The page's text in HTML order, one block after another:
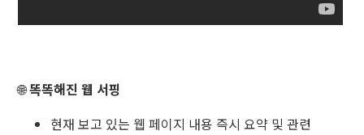
🌐똑똑해진 웹 서핑
현재 보고 있는 웹 페이지 내용 즉시 요약 및 관련